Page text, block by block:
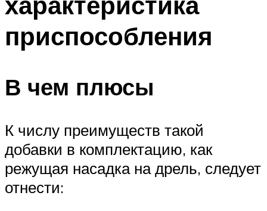
приспособления
В чем плюсы
К числу преимуществ такой
добавки в комплектацию, как
режущая насадка на дрель, следует
отнести: